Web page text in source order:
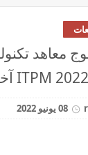
معاهد
08 يونيو 2022